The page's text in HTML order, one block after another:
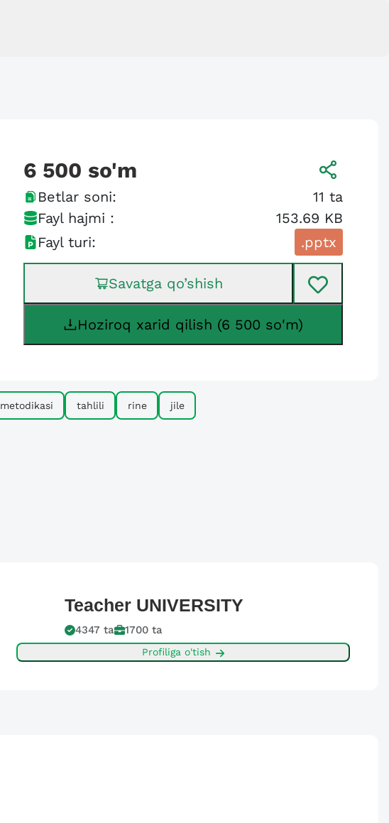
6 500 so'm
Betlar soni: 11 ta
Fayl hajmi :
153.69 KB
Fayl turi:
.pptx
Savatga qo’shish
Hoziroq xarid qilish (6 500 so'm)
metodikasi tahlili rine jile
Teacher UNIVERSITY
4347 ta 1700 ta
Profiliga o'tish